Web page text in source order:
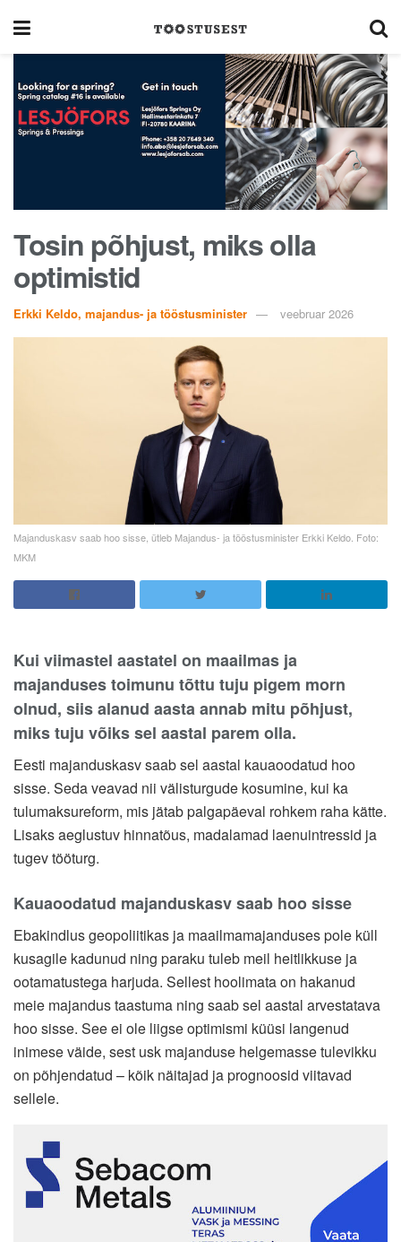
Tosin põhjust, miks olla
optimistid
Erkki Keldo, majandus- ja tööstusminister veebruar 2026
Majanduskasv saab hoo sisse, ütleb Majandus- ja tööstusminister Erkki Keldo. Foto:
MKM
Kui viimastel aastatel on maailmas ja
majanduses toimunu tõttu tuju pigem morn
olnud, siis alanud aasta annab mitu põhjust,
miks tuju võiks sel aastal parem olla.
Eesti majanduskasv saab sel aastal kauaoodatud hoo
sisse. Seda veavad nii välisturgude kosumine, kui ka
tulumaksureform, mis jätab palgapäeval rohkem raha kätte.
Lisaks aeglustuv hinnatõus, madalamad laenuintressid ja
tugev tööturg.
Kauaoodatud majanduskasv saab hoo sisse
Ebakindlus geopoliitikas ja maailmamajanduses pole küll
kusagile kadunud ning paraku tuleb meil heitlikkuse ja
ootamatustega harjuda. Sellest hoolimata on hakanud
meie majandus taastuma ning saab sel aastal arvestatava
hoo sisse. See ei ole liigse optimismi küüsi langenud
inimese väide, sest usk majanduse helgemasse tulevikku
on põhjendatud – kõik näitajad ja prognoosid viitavad
sellele.